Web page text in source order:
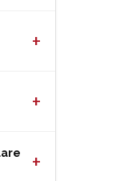
+
+
+